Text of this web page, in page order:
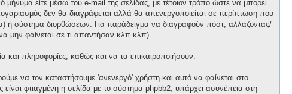
μήνυμα είτε μέσω του e-mail της σελίδας, με τέτοιον τρόπο ώστε να μπορεί
δεν θα διαγράφεται αλλά θα απενεργοποιείται σε περίπτωση που
ή σύστημα διορθώσεων. Για παράδειγμα να διαγραφούν πόστ, αλλάζοντας/
μην φαίνεται σε τί απαντήσαν κλπ κλπ).
και πληροφορίες, καθώς και να τα επικαιροποιήσουν.
να τον καταστήσουμε 'ανενεργό' χρήστη και αυτό να φαίνεται στο
φτιαγμένη η σελίδα με το σύστημα phpbb2, υπάρχει ασυνέπεια στη